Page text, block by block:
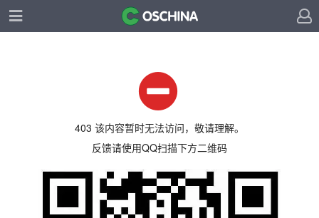
403 该内容暂时无法访问，敬请理解。
反馈请使用QQ扫描下方二维码